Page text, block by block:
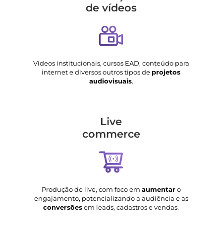
de vídeos
Vídeos institucionais, cursos EAD, conteúdo para
internet e diversos outros tipos de projetos
audiovisuais.
Live
commerce
Produção de live, com foco em aumentaro
engajamento, potencializando a audiência e as
conversõesem leads, cadastros e vendas.